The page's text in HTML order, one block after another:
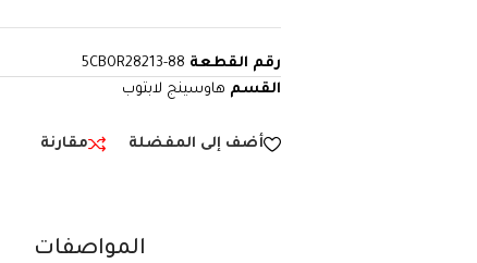
رقم القطعة 5CB0R28213-88
القسم هاوسينج لابتوب
أضف إلى المفضلة مقارنة
المواصفات